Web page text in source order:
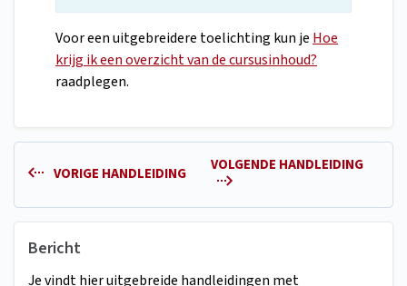
Voor een uitgebreidere toelichting kun je Hoe
krijg ik een overzicht van de cursusinhoud?
raadplegen.
VORIGE HANDLEIDING VOLGENDE HANDLEIDING
Bericht
Je vindt hier uitgebreide handleidingen met